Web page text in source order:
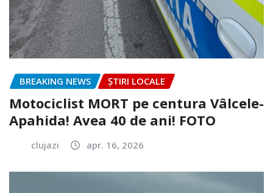
BREAKING NEWS ȘTIRI LOCALE
Motociclist MORT pe centura Vâlcele-
Apahida! Avea 40 de ani! FOTO
clujazi apr. 16, 2026